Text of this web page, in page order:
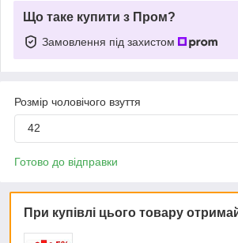
Що таке купити з Пром?
Замовлення під захистом
Розмір чоловічого взуття
42
Готово до відправки
При купівлі цього товару